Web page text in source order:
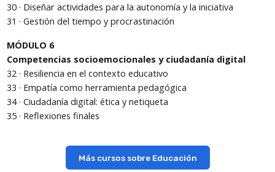
30 · Diseñar actividades para la autonomía y la iniciativa
31 · Gestión del tiempo y procrastinación
MÓDULO 6
Competencias socioemocionales y ciudadanía digital
32 · Resiliencia en el contexto educativo
33 · Empatía como herramienta pedagógica
34 · Ciudadanía digital: ética y netiqueta
35 · Reflexiones finales
Más cursos sobre Educación